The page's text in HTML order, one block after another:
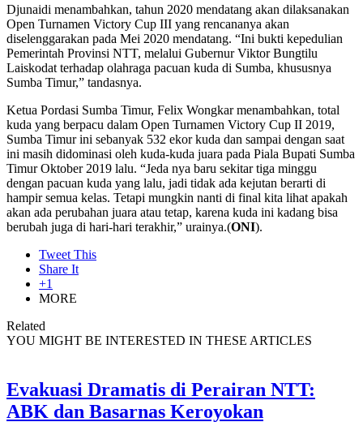
Djunaidi menambahkan, tahun 2020 mendatang akan dilaksanakan
Open Turnamen Victory Cup III yang rencananya akan
diselenggarakan pada Mei 2020 mendatang. “Ini bukti kepedulian
Pemerintah Provinsi NTT, melalui Gubernur Viktor Bungtilu
Laiskodat terhadap olahraga pacuan kuda di Sumba, khususnya
Sumba Timur,” tandasnya.
Ketua Pordasi Sumba Timur, Felix Wongkar menambahkan, total
kuda yang berpacu dalam Open Turnamen Victory Cup II 2019,
Sumba Timur ini sebanyak 532 ekor kuda dan sampai dengan saat
ini masih didominasi oleh kuda-kuda juara pada Piala Bupati Sumba
Timur Oktober 2019 lalu. “Jeda nya baru sekitar tiga minggu
dengan pacuan kuda yang lalu, jadi tidak ada kejutan berarti di
hampir semua kelas. Tetapi mungkin nanti di final kita lihat apakah
akan ada perubahan juara atau tetap, karena kuda ini kadang bisa
berubah juga di hari-hari terakhir,” urainya.(ONI).
Tweet This
Share It
+1
MORE
Related
YOU MIGHT BE INTERESTED IN THESE ARTICLES
Evakuasi Dramatis di Perairan NTT:
ABK dan Basarnas Keroyokan